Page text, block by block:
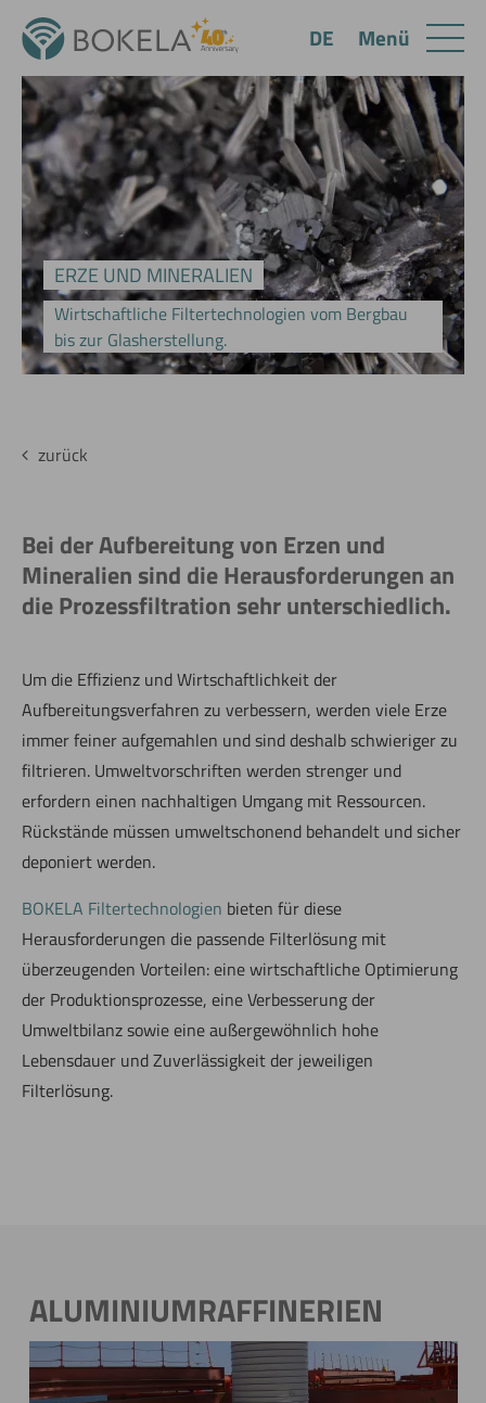
ERZE UND MINERALIEN
Wirtschaftliche Filtertechnologien vom Bergbau
bis zur Glasherstellung.
zurück
Bei der Aufbereitung von Erzen und
Mineralien sind die Herausforderungen an
die Prozessfiltration sehr unterschiedlich.
Um die Effizienz und Wirtschaftlichkeit der
Aufbereitungsverfahren zu verbessern, werden viele Erze
immer feiner aufgemahlen und sind deshalb schwieriger zu
filtrieren. Umweltvorschriften werden strenger und
erfordern einen nachhaltigen Umgang mit Ressourcen.
Rückstände müssen umweltschonend behandelt und sicher
deponiert werden.
BOKELA Filtertechnologien bieten für diese
Herausforderungen die passende Filterlösung mit
überzeugenden Vorteilen: eine wirtschaftliche Optimierung
der Produktionsprozesse, eine Verbesserung der
Umweltbilanz sowie eine außergewöhnlich hohe
Lebensdauer und Zuverlässigkeit der jeweiligen
Filterlösung.
ALUMINIUMRAFFINERIEN
Menü
DE